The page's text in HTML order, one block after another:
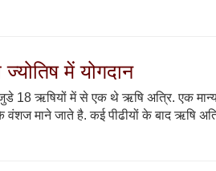
में योगदान
18 ऋषियों में से एक थे ऋषि अत्रि. एक
वंशज माने जाते है. कई पीढीयों के बाद ऋषि